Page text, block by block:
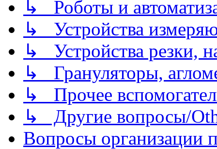
↳ Роботы и
↳ Устройства
↳ Устройства резки,
↳ Грануляторы,
↳ Прочее
↳ Другие вопросы/
Вопросы организации